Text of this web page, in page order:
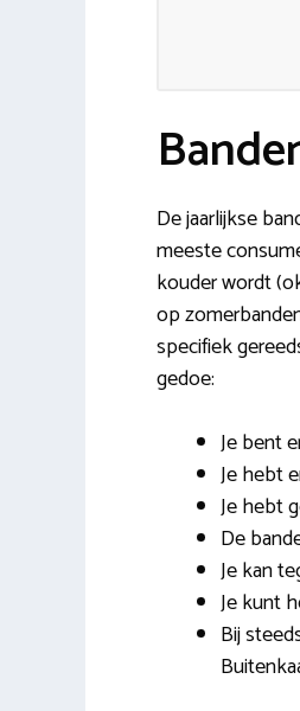
De jaarlijkse
meeste
kouder wordt
op
specifiek
gedoe:
Je bent
Je hebt
Je hebt
De
Je kan
Je kunt
Bij